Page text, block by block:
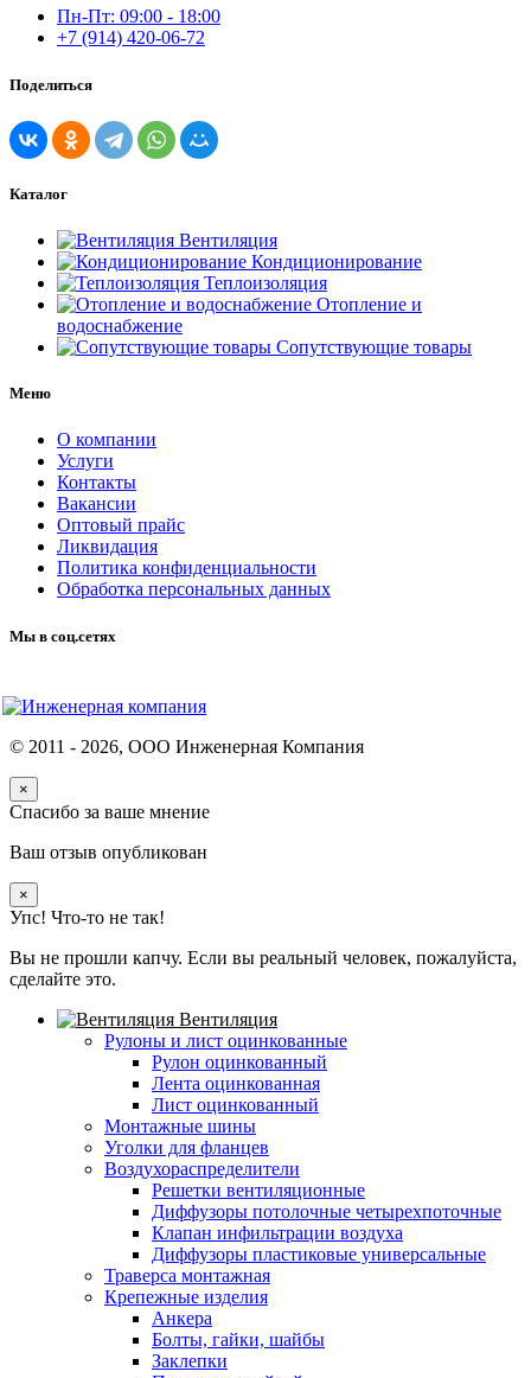
Пн-Пт: 09:00 - 18:00
+7 (914) 420-06-72
Поделиться
Каталог
Вентиляция
Кондиционирование
Теплоизоляция
Отопление и
водоснабжение
Сопутствующие товары
Меню
О компании
Услуги
Контакты
Вакансии
Оптовый прайс
Ликвидация
Политика конфиденциальности
Обработка персональных данных
Мы в соц.сетях
© 2011 - 2026, ООО Инженерная Компания
×
Спасибо за ваше мнение
Ваш отзыв опубликован
×
Упс! Что-то не так!
Вы не прошли капчу. Если вы реальный человек, пожалуйста,
сделайте это.
Вентиляция
Рулоны и лист оцинкованные
Рулон оцинкованный
Лента оцинкованная
Лист оцинкованный
Монтажные шины
Уголки для фланцев
Воздухораспределители
Решетки вентиляционные
Диффузоры потолочные четырехпоточные
Клапан инфильтрации воздуха
Диффузоры пластиковые универсальные
Траверса монтажная
Крепежные изделия
Анкера
Болты, гайки, шайбы
Заклепки